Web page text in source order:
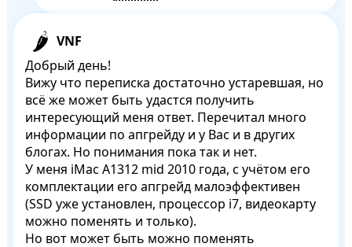
VNF
Добрый день!
Вижу что переписка достаточно устаревшая, но
всё же может быть удастся получить
интересующий меня ответ. Перечитал много
информации по апгрейду и у Вас и в других
блогах. Но понимания пока так и нет.
У меня iMac A1312 mid 2010 года, с учётом его
комплектации его апгрейд малоэффективен
(SSD уже установлен, процессор i7, видеокарту
можно поменять и только).
Но вот может быть можно поменять